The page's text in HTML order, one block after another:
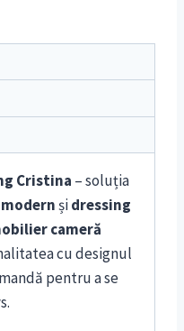
Cristina – soluția
șidressing
cameră
cu designul
pentru a se